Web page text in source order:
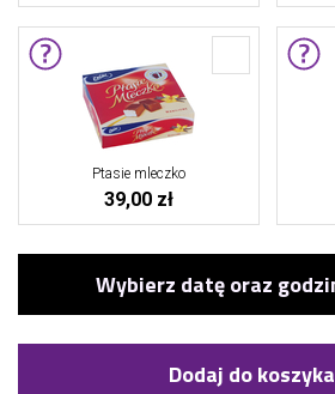
Ptasie mleczko
39,00 zł
Dodaj do koszyka